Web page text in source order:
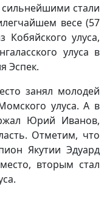
сильнейшими стали
весе (57
улуса,
улуса в
Эспек.
занял молодей
улуса. А в
Юрий Иванов,
Отметим, что
Якутии Эдуард
вторым стал